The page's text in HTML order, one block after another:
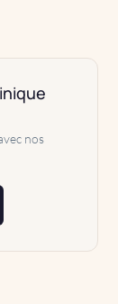
nos